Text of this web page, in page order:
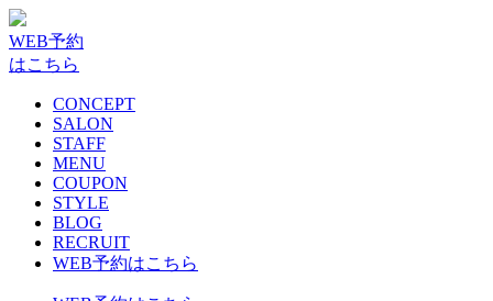
WEB予約
はこちら
CONCEPT
SALON
STAFF
MENU
COUPON
STYLE
BLOG
RECRUIT
WEB予約はこちら